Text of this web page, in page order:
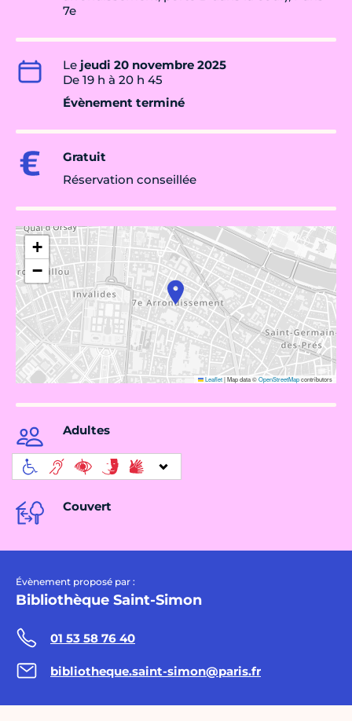
7e
Le jeudi 20 novembre 2025
De 19 h à 20 h 45
Évènement terminé
Gratuit
Réservation conseillée
+
−
Leaflet|Map data ©OpenStreetMapcontributors
Adultes
Couvert
Évènement proposé par :
Bibliothèque Saint-Simon
01 53 58 76 40
bibliotheque.saint-simon@paris.fr